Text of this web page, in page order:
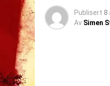
Publisert 8
Av Simen